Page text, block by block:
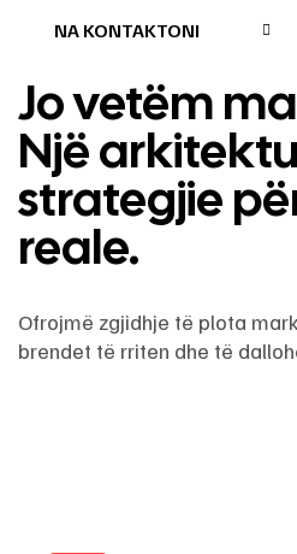
NA KONTAKTONI
Jo vetëm
Një
strategjie
reale.
Ofrojmë zgjidhje të plota
brendet të rriten dhe të